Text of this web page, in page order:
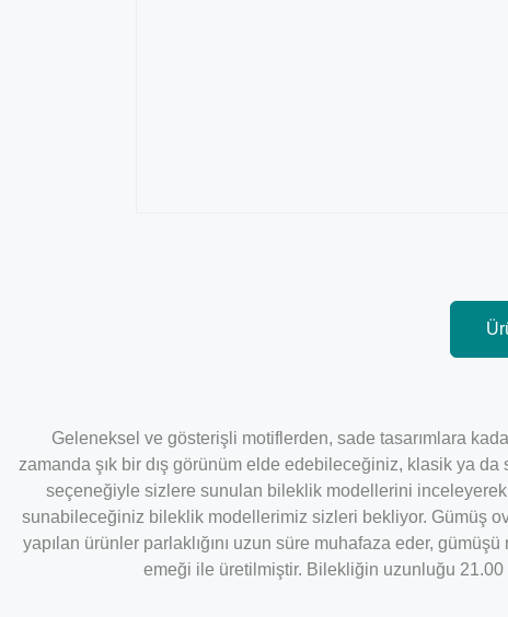
Geleneksel ve gösterişli motiflerden, sade tasarımlara
zamanda şık bir dış görünüm elde edebileceğiniz, klasik ya
seçeneğiyle sizlere sunulan bileklik modellerini
sunabileceğiniz bileklik modellerimiz sizleri bekliyor. Gümüş
yapılan ürünler parlaklığını uzun süre muhafaza eder,
emeği ile üretilmiştir. Bilekliğin uzunluğu 21.00